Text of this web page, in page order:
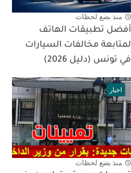
منذ بضع لحظات
أفضل تطبيقات الهاتف
لمتابعة مخالفات السيارات
في تونس (دليل 2026)
اخبار
منذ بضع لحظات